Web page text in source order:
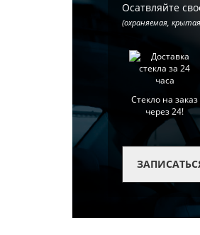
Осатвляйте
(охраняемая,
Стекло на заказ
через 24!